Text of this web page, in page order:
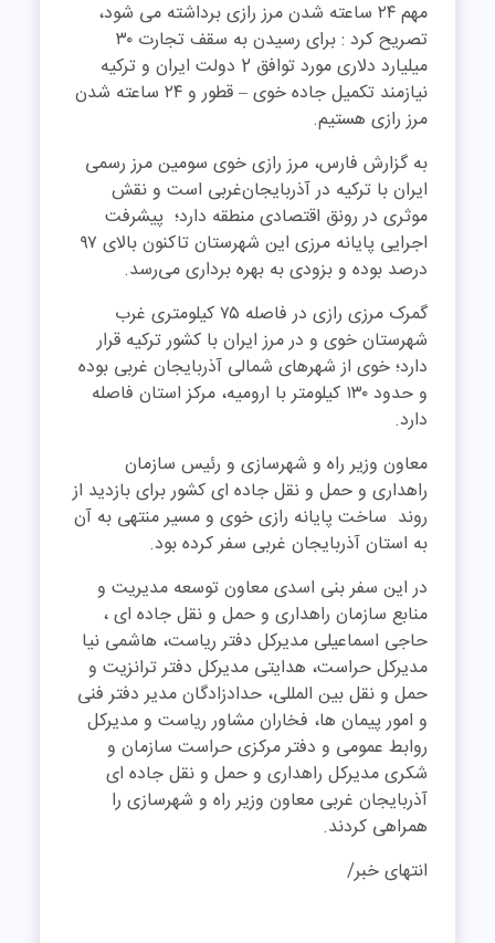
مهم ۲۴ ساعته شدن مرز رازی برداشته می شود،
تصریح کرد : برای رسیدن به سقف تجارت ۳۰
میلیارد دلاری مورد توافق 2 دولت ایران و ترکیه
نیازمند تکمیل جاده خوی – قطور و ۲۴ ساعته شدن
مرز رازی هستیم.
به گزارش فارس، مرز رازی خوی سومین مرز رسمی
ایران با ترکیه در آذربایجان‌غربی است و نقش
موثری در رونق اقتصادی منطقه دارد؛ پیشرفت
اجرایی پایانه مرزی این شهرستان تاکنون بالای ۹۷
درصد بوده و بزودی به بهره برداری می‌رسد.
گمرک مرزی رازی در فاصله ۷۵ کیلومتری غرب
شهرستان خوی و در مرز ایران با کشور ترکیه قرار
دارد؛ خوی از شهرهای شمالی آذربایجان غربی بوده
و حدود ۱۳۰ کیلومتر با ارومیه، مرکز استان فاصله
دارد.
معاون وزیر راه و شهرسازی و رئیس سازمان
راهداری و حمل و نقل جاده ای کشور برای بازدید از
روند ساخت پایانه رازی خوی و مسیر منتهی به آن
به استان آذربایجان غربی سفر کرده بود.
در این سفر بنی اسدی معاون توسعه مدیریت و
منابع سازمان راهداری و حمل و نقل جاده ای ،
حاجی اسماعیلی مدیرکل دفتر ریاست، هاشمی نیا
مدیرکل حراست، هدایتی مدیرکل دفتر ترانزیت و
حمل و نقل بین المللی، حدادزادگان مدیر دفتر فنی
و امور پیمان ها، فخاران مشاور ریاست و مدیرکل
روابط عمومی و دفتر مرکزی حراست سازمان و
شکری مدیرکل راهداری و حمل و نقل جاده ای
آذربایجان غربی معاون وزیر راه و شهرسازی را
همراهی کردند.
انتهای خبر/